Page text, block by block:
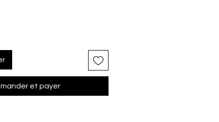
et payer